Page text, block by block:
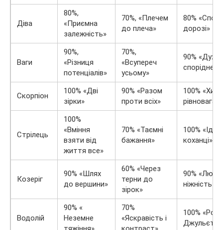
Діва
80%,
«Приємна
залежність»
70%, «Плечем
до плеча»
80%
дорозі»
Ваги
90%,
«Різниця
потенціалів»
70%,
«Всупереч
усьому»
90%
Скорпіон
100% «Дві
зірки»
90% «Разом
проти всіх»
100%
рівновага»
Стрілець
100%
«Вміння
взяти від
життя все»
70% «Таємні
бажання»
100%
коханці»
Козеріг
90% «Шлях
до вершини»
60% «Через
терни до
зірок»
90%
ніжність»
Водолій
90% «
Неземне
70%
«Яскравість і
100%